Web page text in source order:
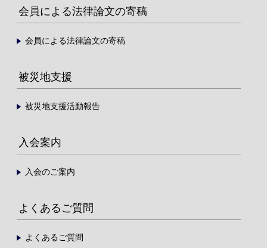
会員による法律論文の寄稿
会員による法律論文の寄稿
被災地支援
被災地支援活動報告
入会案内
入会のご案内
よくあるご質問
よくあるご質問